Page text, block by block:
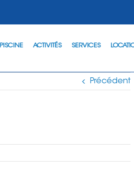
PISCINE ACTIVITÉS SERVICES
Précédent